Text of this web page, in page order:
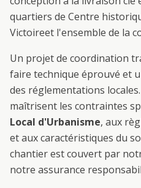
quartiers de Centre
Victoireet l'ensemble de la
Un projet de coordination
faire technique éprouvé et
des réglementations
maîtrisent les contraintes
Local d'Urbanisme, aux
et aux caractéristiques du
chantier est couvert par
notre assurance